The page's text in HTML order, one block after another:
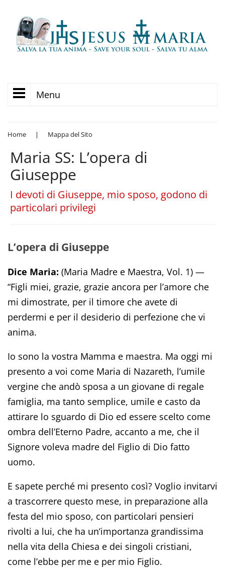
Menu
Home | Mappa del Sito
Maria SS: L’opera di
Giuseppe
I devoti di Giuseppe, mio sposo, godono di
particolari privilegi
L’opera di Giuseppe
Dice Maria: (Maria Madre e Maestra, Vol. 1) —
“Figli miei, grazie, grazie ancora per l’amore che
mi dimostrate, per il timore che avete di
perdermi e per il desiderio di perfezione che vi
anima.
Io sono la vostra Mamma e maestra. Ma oggi mi
presento a voi come Maria di Nazareth, l’umile
vergine che andò sposa a un giovane di regale
famiglia, ma tanto semplice, umile e casto da
attirare lo sguardo di Dio ed essere scelto come
ombra dell’Eterno Padre, accanto a me, che il
Signore voleva madre del Figlio di Dio fatto
uomo.
E sapete perché mi presento così? Voglio invitarvi
a trascorrere questo mese, in preparazione alla
festa del mio sposo, con particolari pensieri
rivolti a lui, che ha un’importanza grandissima
nella vita della Chiesa e dei singoli cristiani,
come l’ebbe per me e per mio Figlio.